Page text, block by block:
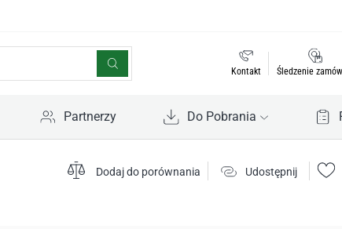
Kontakt Śledzenie
Partnerzy Do Pobrania
Dodaj do porównania Udostępnij